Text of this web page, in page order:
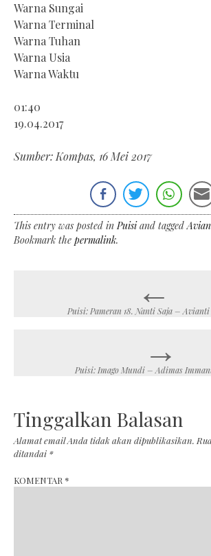
Warna Sungai
Warna Terminal
Warna Tuhan
Warna Usia
Warna Waktu
01:40
19.04.2017
Sumber: Kompas, 16 Mei 2017
This entry was posted inPuisiand tagged
Bookmark the permalink.
navigation
←
Puisi: Pameran 18. Nanti Saja –
→
Puisi: Imago Mundi – Adimas
Tinggalkan Balasan
Alamat email Anda tidak akan dipublikasikan.
ditandai *
KOMENTAR *